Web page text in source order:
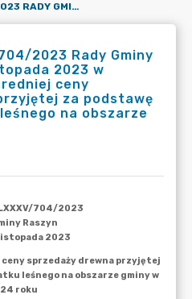
UCHWAŁA NR LXXXV/704/2023 RADY GMINY RASZYN Z DNIA 16 LISTOPADA 2023 W SPRAWIE OBNIŻENIA ŚREDNIEJ CENY SPRZEDAŻY DREWNA PRZYJĘTEJ ZA PODSTAWĘ OBLICZENIA PODATKU LEŚNEGO NA OBSZARZE GMINY W 2024 ROKU
2023 Rady Gminy
2023 w
ceny
za podstawę
na obszarze